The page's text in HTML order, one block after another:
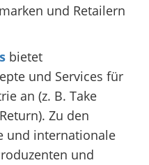
und Retailern
bietet
und Services für
an (z. B. Take
Zu den
und internationale
und